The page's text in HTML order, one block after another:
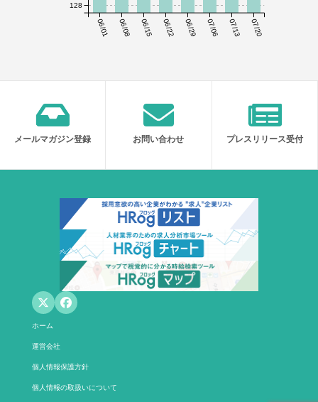
06/01 06/08 06/15 06/22 06/29 07/06 07/13 07/20
128
メールマガジン登録 お問い合わせ プレスリリース受付
ホーム
運営会社
個人情報保護方針
個人情報の取扱いについて